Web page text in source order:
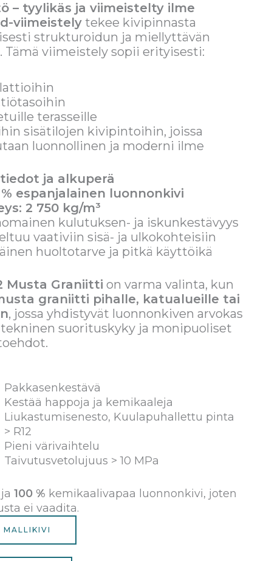
– tyylikäs ja viimeistelty ilme
viimeistely tekee kivipinnasta
strukturoidun ja miellyttävän
Tämä viimeistely sopii erityisesti:
terasseille
sisätilojen kivipintoihin, joissa
luonnollinen ja moderni ilme
ja alkuperä
% espanjalainen luonnonkivi
2 750 kg/m³
kulutuksen- ja iskunkestävyys
vaativiin sisä- ja ulkokohteisiin
huoltotarve ja pitkä käyttöikä
Musta Graniitti on varma valinta, kun
graniitti pihalle, katualueille tai
, jossa yhdistyvät luonnonkiven arvokas
tekninen suorituskyky ja monipuoliset
Pakkasenkestävä
Kestää happoja ja kemikaaleja
Liukastumisenesto, Kuulapuhallettu pinta
> R12
Pieni värivaihtelu
Taivutusvetolujuus > 10 MPa
100 % kemikaalivapaa luonnonkivi, joten
ei vaadita.
MALLIKIVI